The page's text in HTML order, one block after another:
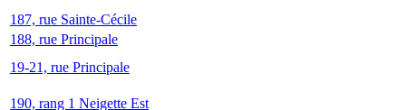
187, rue Sainte-Cécile
188, rue Principale
19-21, rue Principale
190, rang 1 Neigette Est